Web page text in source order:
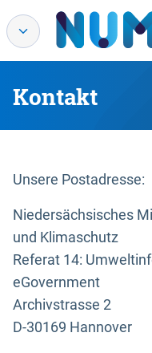
Kontakt
Unsere Postadresse:
Niedersächsisches
und Klimaschutz
Referat 14:
eGovernment
Archivstrasse 2
D-30169 Hannover